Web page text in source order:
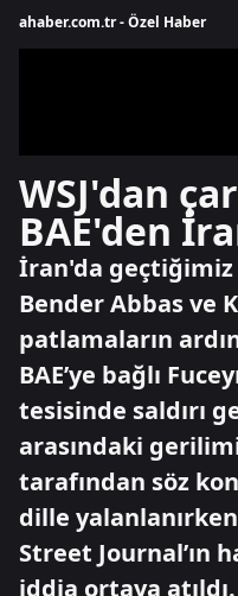
ahaber.com.tr - Özel Haber
WSJ'dan
BAE'den
İran'da
Bender Abbas ve
patlamaların
BAE’ye bağlı
tesisinde saldırı
arasındaki
tarafından söz
dille
Street Journal’ın
iddia ortaya